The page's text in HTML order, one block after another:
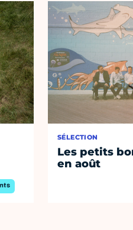
SÉLECTION
Les petits
en août